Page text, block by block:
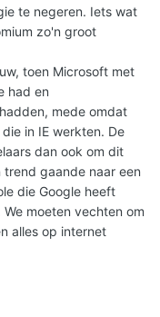
te negeren. Iets wat
zo'n groot
toen Microsoft met
had en
mede omdat
in IE werkten. De
dan ook om dit
gaande naar een
die Google heeft
moeten vechten om
alles op internet